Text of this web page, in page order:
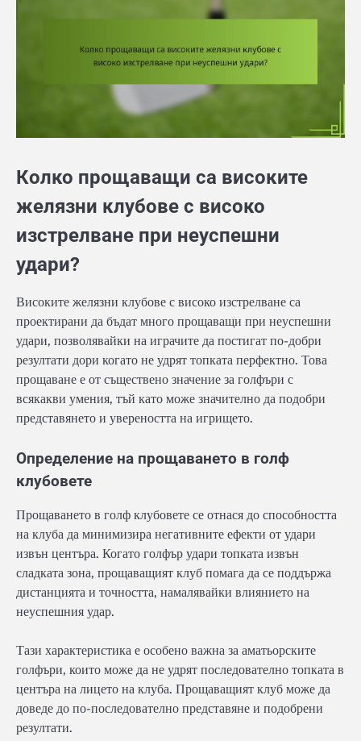
Колко прощаващи са високите
желязни клубове с високо
изстрелване при неуспешни
удари?
Високите желязни клубове с високо изстрелване са
проектирани да бъдат много прощаващи при неуспешни
удари, позволявайки на играчите да постигат по-добри
резултати дори когато не удрят топката перфектно. Това
прощаване е от съществено значение за голфъри с
всякакви умения, тъй като може значително да подобри
представянето и увереността на игрището.
Определение на прощаването в голф
клубовете
Прощаването в голф клубовете се отнася до способността
на клуба да минимизира негативните ефекти от удари
извън центъра. Когато голфър удари топката извън
сладката зона, прощаващият клуб помага да се поддържа
дистанцията и точността, намалявайки влиянието на
неуспешния удар.
Тази характеристика е особено важна за аматьорските
голфъри, които може да не удрят последователно топката в
центъра на лицето на клуба. Прощаващият клуб може да
доведе до по-последователно представяне и подобрени
резултати.